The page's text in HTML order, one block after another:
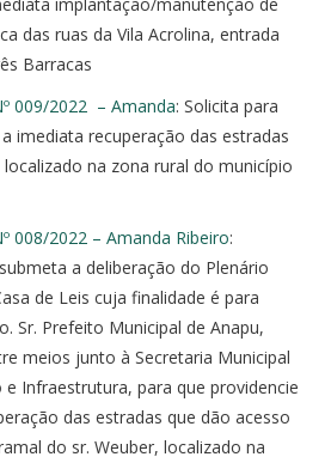
das ruas da Vila Acrolina, entrada
Barracas
009/2022 – Amanda: Solicita para
imediata recuperação das estradas
na zona rural do município
008/2022 – Amanda Ribeiro:
a deliberação do Plenário
de Leis cuja finalidade é para
Sr. Prefeito Municipal de Anapu,
meios junto à Secretaria Municipal
e Infraestrutura, para que providencie
das estradas que dão acesso
do sr. Weuber, localizado na